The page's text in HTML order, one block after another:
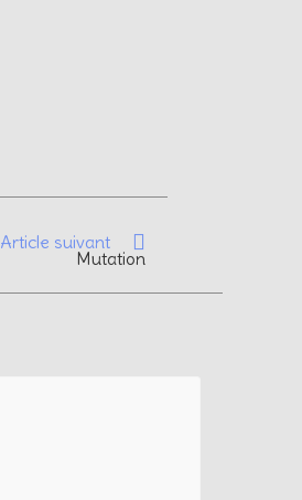
Article suivant
Mutation